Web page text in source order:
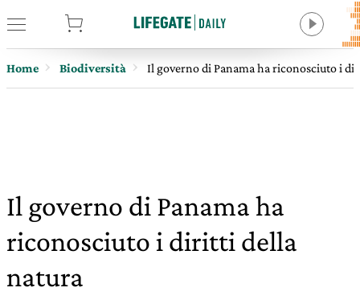
Home Biodiversità Il governo di Panama ha riconosciuto i
Il governo di Panama ha
riconosciuto i diritti della
natura